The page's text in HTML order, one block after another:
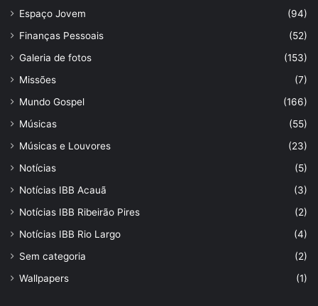
Espaço Jovem
(94)
Finanças Pessoais
(52)
Galeria de fotos
(153)
Missões
(7)
Mundo Gospel
(166)
Músicas
(55)
Músicas e Louvores
(23)
Notícias
(5)
Notícias IBB Acauã
(3)
Notícias IBB Ribeirão Pires
(2)
Notícias IBB Rio Largo
(4)
Sem categoria
(2)
Wallpapers
(1)